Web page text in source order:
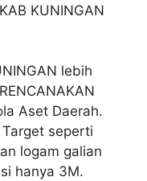
KUNINGAN
lebih
Aset Daerah.
seperti
logam galian
hanya 3M.